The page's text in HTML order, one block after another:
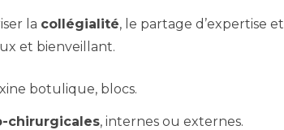
la collégialité, le partage d’expertise et
et bienveillant.
botulique, blocs.
chirurgicales, internes ou externes.